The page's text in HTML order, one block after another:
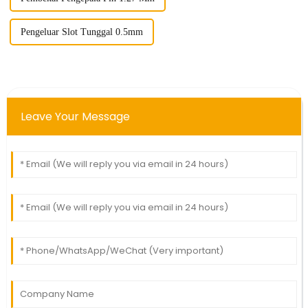
Pengeluar Slot Tunggal 0.5mm
Leave Your Message